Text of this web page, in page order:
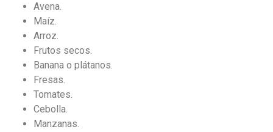
Avena.
Maíz.
Arroz.
Frutos secos.
Banana o plátanos.
Fresas.
Tomates.
Cebolla.
Manzanas.